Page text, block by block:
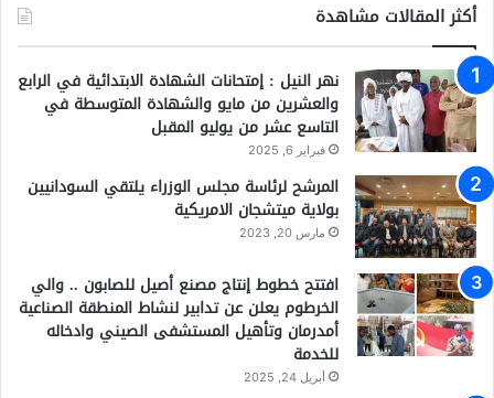
أكثر المقالات مشاهدة
نهر النيل : إمتحانات الشهادة الابتدائية في الرابع
والعشرين من مايو والشهادة المتوسطة في
التاسع عشر من يوليو المقبل
فبراير 6, 2025
المرشح لرئاسة مجلس الوزراء يلتقي السودانيين
بولاية ميتشجان الامريكية
مارس 20, 2023
افتتح خطوط إنتاج مصنع أصيل للصابون .. والي
الخرطوم يعلن عن تدابير لنشاط المنطقة الصناعية
أمدرمان وتأهيل المستشفى الصيني وادخاله
للخدمة
أبريل 24, 2025